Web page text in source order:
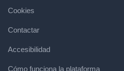
Cookies
Contactar
Accesibilidad
Cómo funciona la plataforma